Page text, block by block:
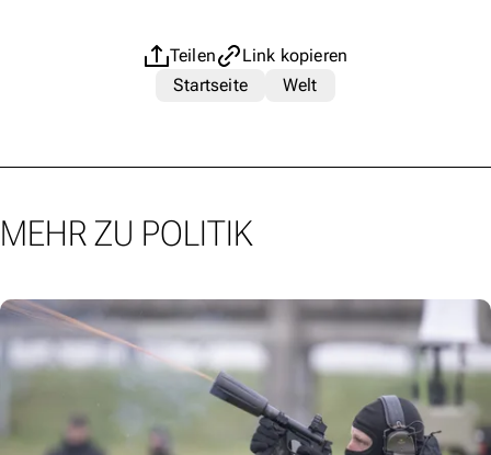
Teilen
Link kopieren
Startseite
Welt
MEHR ZU POLITIK